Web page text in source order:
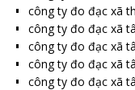
công ty đo đạc xã
công ty đo đạc xã
công ty đo đạc xã
công ty đo đạc xã
công ty đo đạc xã